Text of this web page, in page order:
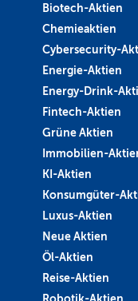
Biotech-Aktien
Chemieaktien
Cybersecurity-
Energie-Aktien
Energy-Drink-
Fintech-Aktien
Grüne Aktien
Immobilien-
KI-Aktien
Konsumgüter-
Luxus-Aktien
Neue Aktien
Öl-Aktien
Reise-Aktien